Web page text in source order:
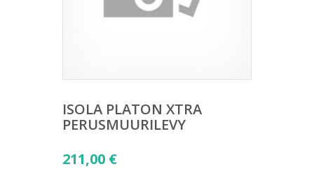
ISOLA PLATON XTRA
PERUSMUURILEVY
211,00 €